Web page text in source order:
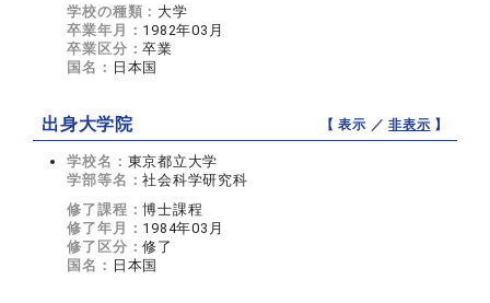
学校の種類： 大学
卒業年月： 1982年03月
卒業区分：卒業
国名： 日本国
出身大学院 【 表示 ／非表示 】
学校名： 東京都立大学
学部等名：社会科学研究科
修了課程：博士課程
修了年月： 1984年03月
修了区分：修了
国名： 日本国